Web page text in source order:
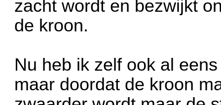
zacht wordt en bezwijkt
de kroon.
Nu heb ik zelf ook al
maar doordat de kroon